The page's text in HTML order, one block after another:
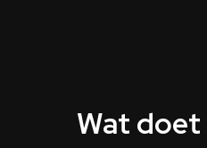
Wat